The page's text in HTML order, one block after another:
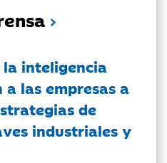
inteligencia
las empresas a
de
industriales y